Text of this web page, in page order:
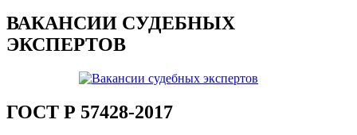
ВАКАНСИИ СУДЕБНЫХ
ЭКСПЕРТОВ
ГОСТ Р 57428-2017